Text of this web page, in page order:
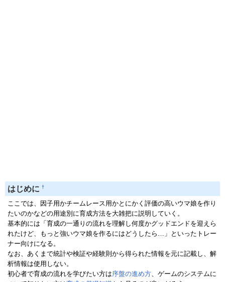
はじめに †
ここでは、因子用かチームレース用かとにかく評価の高いウマ娘を作り
たいのかなどの用途別に育成方法を大雑把に説明していく。
基本的には「育成の一通りの流れを理解し何度かグッドエンドを迎えら
れたけど、もっと強いウマ娘を作るにはどうしたら…」といったトレー
ナー向けになる。
なお、あくまで統計や検証や経験則から得られた情報を元に記載し、解
析情報は使用しない。
初心者で育成の流れを学びたい方は序盤の進め方 、ゲームのシステムに